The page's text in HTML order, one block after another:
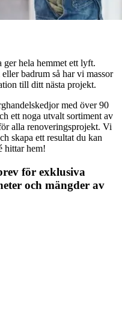
ger hela hemmet ett lyft.
badrum så har vi massor
till ditt nästa projekt.
med över 90
ett noga utvalt sortiment av
alla renoveringsprojekt. Vi
skapa ett resultat du kan
hittar hem!
för exklusiva
och mängder av